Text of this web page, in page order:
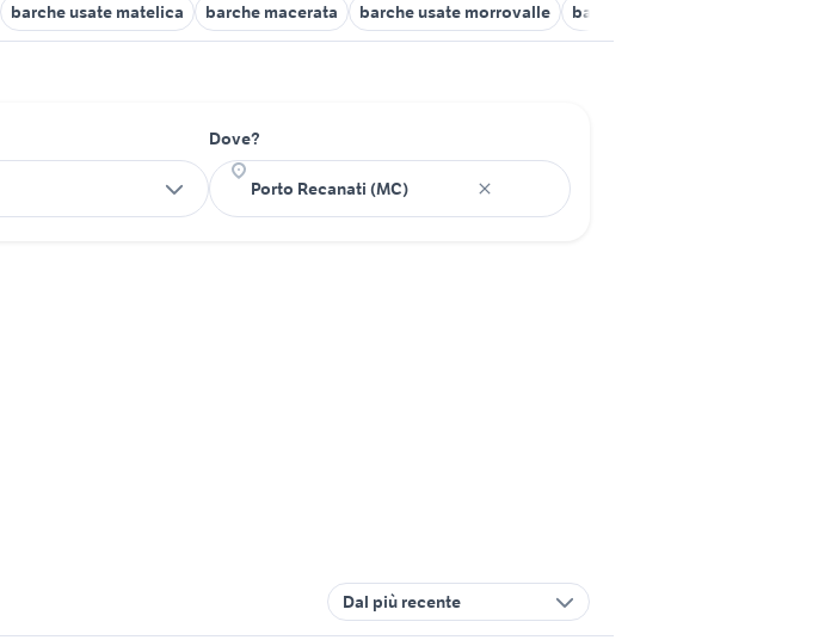
barche usate matelica barche macerata barche usate morrovalle barche usate macerata e
Dove?
Dal più recente